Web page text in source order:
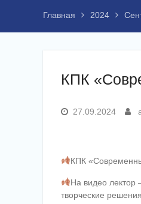
Главная 2024
КПК
27.09.2024
КПК
На видео лектор
творческие